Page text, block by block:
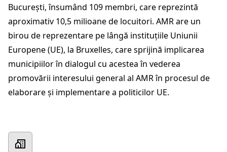
Bucureşti, însumând 109 membri, care reprezintă
aproximativ 10,5 milioane de locuitori. AMR are un
birou de reprezentare pe lângă instituţiile Uniunii
Europene (UE), la Bruxelles, care sprijină implicarea
municipiilor în dialogul cu acestea în vederea
promovării interesului general al AMR în procesul de
elaborare şi implementare a politicilor UE.